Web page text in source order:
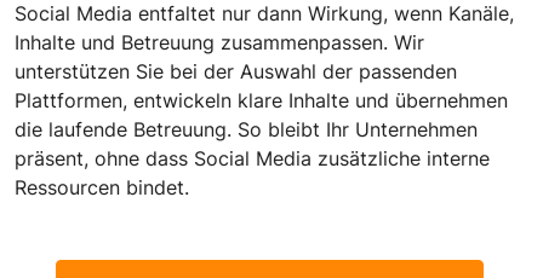
Social Media entfaltet nur dann Wirkung, wenn Kanäle,
Inhalte und Betreuung zusammenpassen. Wir
unterstützen Sie bei der Auswahl der passenden
Plattformen, entwickeln klare Inhalte und übernehmen
die laufende Betreuung. So bleibt Ihr Unternehmen
präsent, ohne dass Social Media zusätzliche interne
Ressourcen bindet.